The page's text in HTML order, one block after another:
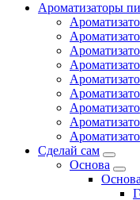
Ароматизаторы
Сделай сам
Основа